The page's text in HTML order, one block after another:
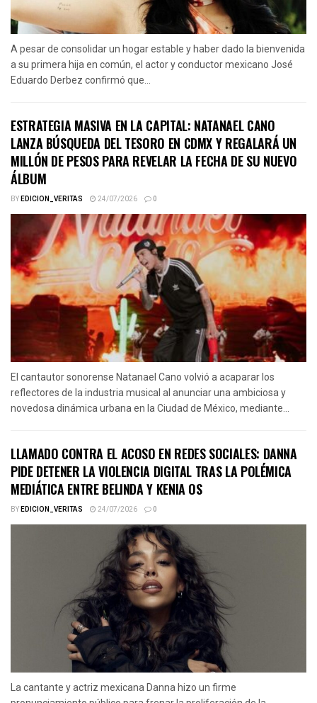
A pesar de consolidar un hogar estable y haber dado la bienvenida
a su primera hija en común, el actor y conductor mexicano José
Eduardo Derbez confirmó que...
ESTRATEGIA MASIVA EN LA CAPITAL: NATANAEL CANO
LANZA BÚSQUEDA DEL TESORO EN CDMX Y REGALARÁ UN
MILLÓN DE PESOS PARA REVELAR LA FECHA DE SU NUEVO
ÁLBUM
BYEDICION_VERITAS 24/07/2026 0
El cantautor sonorense Natanael Cano volvió a acaparar los
reflectores de la industria musical al anunciar una ambiciosa y
novedosa dinámica urbana en la Ciudad de México, mediante...
LLAMADO CONTRA EL ACOSO EN REDES SOCIALES: DANNA
PIDE DETENER LA VIOLENCIA DIGITAL TRAS LA POLÉMICA
MEDIÁTICA ENTRE BELINDA Y KENIA OS
BYEDICION_VERITAS 24/07/2026 0
La cantante y actriz mexicana Danna hizo un firme